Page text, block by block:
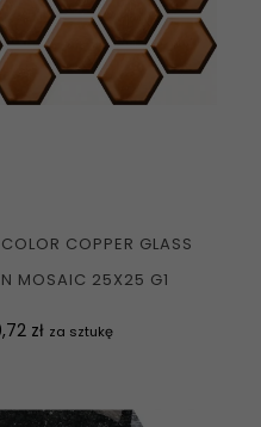
COPPER GLASS
MOSAIC 25X25 G1
zł za sztukę